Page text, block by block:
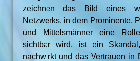
zeichnen das Bild eines
Netzwerks, in dem Prominente,
und Mittelsmänner eine
sichtbar wird, ist ein
nachwirkt und das Vertrauen in